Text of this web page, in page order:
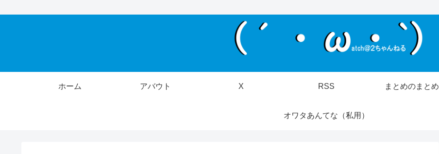
ホーム アバウト X RSS まとめのまとめ
オワタあんてな（私用）